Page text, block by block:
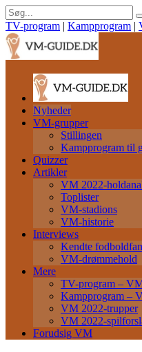
TV-program | Kampprogram |
Nyheder
VM-grupper
Stillingen
Kampprogram til
Quizzer
Artikler
VM 2022-
Toplister
VM-stadions
VM-historie
Interviews
Kendte
VM-drømmehold
Mere
TV-program –
Kampprogram –
VM 2022-trupper
VM 2022-
Forudsig VM